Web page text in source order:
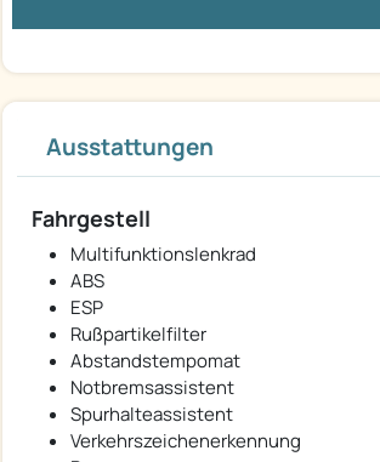
Ausstattungen
Fahrgestell
Multifunktionslenkrad
ABS
ESP
Rußpartikelfilter
Abstandstempomat
Notbremsassistent
Spurhalteassistent
Verkehrszeichenerkennung